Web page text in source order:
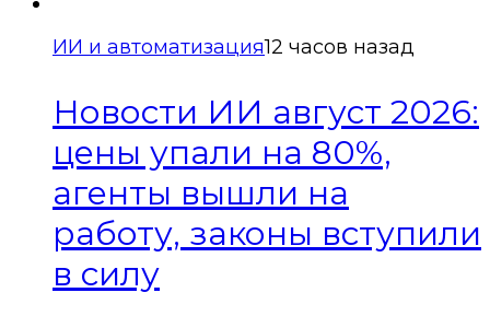
ИИ и автоматизация12 часов назад
Новости ИИ август 2026:
цены упали на 80%,
агенты вышли на
работу, законы вступили
в силу